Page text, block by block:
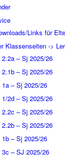
Links für
Klassenseiten ->
– Sj 2025/26
– Sj 2025/26
– Sj 2025/26
2d – Sj 2025/26
– Sj 2025/26
– Sj 2025/26
– Sj 2025/26
3c – SJ 2025/26